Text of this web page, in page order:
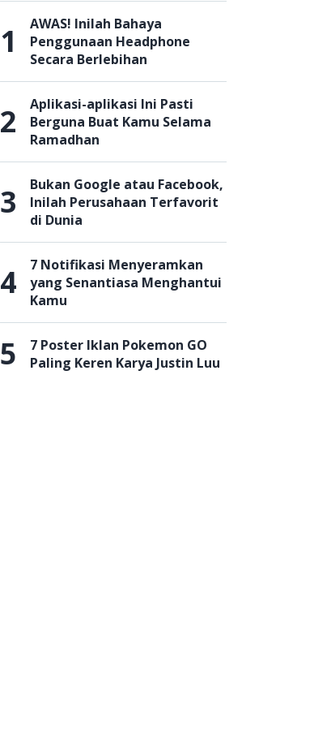
1
AWAS! Inilah Bahaya
Penggunaan Headphone
Secara Berlebihan
2
Aplikasi-aplikasi Ini Pasti
Berguna Buat Kamu Selama
Ramadhan
3
Bukan Google atau Facebook,
Inilah Perusahaan Terfavorit
di Dunia
4
7 Notifikasi Menyeramkan
yang Senantiasa Menghantui
Kamu
5
7 Poster Iklan Pokemon GO
Paling Keren Karya Justin Luu